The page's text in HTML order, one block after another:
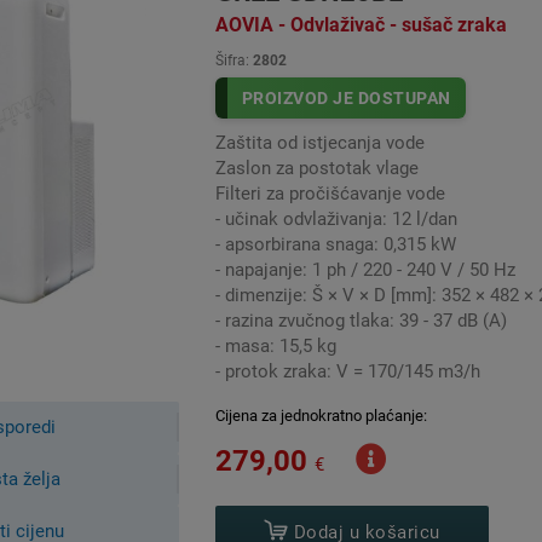
odvlaživač zraka?
, zrak koji se suši vodi se preko izmjenjivača
pare pohranjene u zraku kondenzira kada dođe u dodir s
spremnik u koji se skuplja kondenzacija koja nastaje tijekom
kod nekih odvlaživača mora ukloniti i isprazniti ručno,
crijevo. Alternativno, neki modeli su opremljeni integriranom
odvlaživači zraka sadrže rashladni uređaj za stvaranje
zraka koji se upuhuje natrag u prostoriju.
odvlaživač zraka?
se može osušiti prelaskom preko tekućine koja upija vlagu.
bromida ili litijevog klorida.
zraku se tako prenosi u higroskopnu tekućinu, a osušeni zrak
želja
cijenu
AOVIA - Odvlaživač - sušač zraka
Šifra: 2802
PROIZVOD JE DOSTUPAN
Zaštita od istjecanja vode
Zaslon za postotak vlage
Filteri za pročišćavanje vode
- učinak odvlaživanja: 12 l/dan
- apsorbirana snaga: 0,315 kW
- napajanje: 1 ph / 220 - 240 V / 50 Hz
- dimenzije: Š × V × D [mm]: 352 × 482 ×
- razina zvučnog tlaka: 39 - 37 dB (A)
- masa: 15,5 kg
- protok zraka: V = 170/145 m3/h
Cijena za jednokratno plaćanje:
279,00 €
Dodaj u košaricu